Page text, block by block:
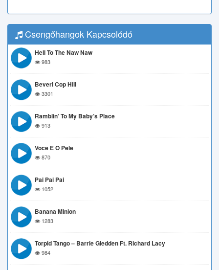
Csengőhangok Kapcsolódó
Hell To The Naw Naw
983
Beverl Cop Hill
3301
Ramblin’ To My Baby’s Place
913
Voce E O Pele
870
Pai Pai Pai
1052
Banana Minion
1283
Torpid Tango – Barrie Gledden Ft. Richard Lacy
984